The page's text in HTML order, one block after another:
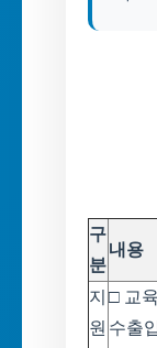
구
분
내용
지
원
□ 교
수출